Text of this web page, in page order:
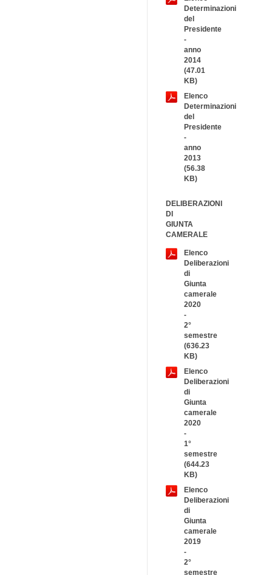
Determinazioni
del
Presidente
-
anno
2014
(47.01
KB)
Elenco
Determinazioni
del
Presidente
-
anno
2013
(56.38
KB)
DELIBERAZIONI
DI
GIUNTA
CAMERALE
Elenco
Deliberazioni
di
Giunta
camerale
2020
-
2°
semestre
(636.23
KB)
Elenco
Deliberazioni
di
Giunta
camerale
2020
-
1°
semestre
(644.23
KB)
Elenco
Deliberazioni
di
Giunta
camerale
2019
-
2°
semestre